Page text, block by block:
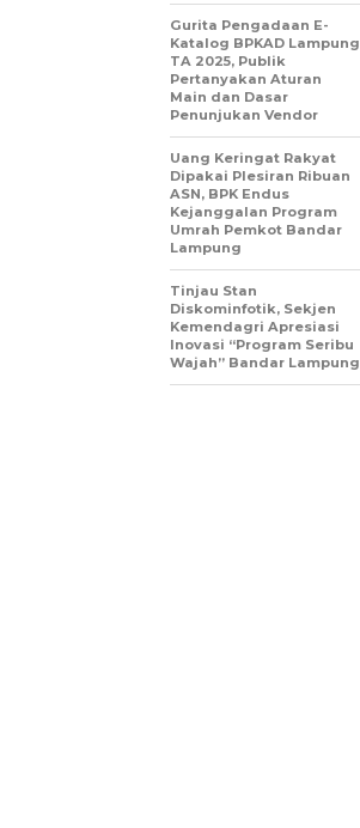
Gurita Pengadaan E-
Katalog BPKAD Lampung
TA 2025, Publik
Pertanyakan Aturan
Main dan Dasar
Penunjukan Vendor
Uang Keringat Rakyat
Dipakai Plesiran Ribuan
ASN, BPK Endus
Kejanggalan Program
Umrah Pemkot Bandar
Lampung
Tinjau Stan
Diskominfotik, Sekjen
Kemendagri Apresiasi
Inovasi “Program Seribu
Wajah” Bandar Lampung